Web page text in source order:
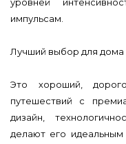
импульсам.
Лучший выбор для дома
Это хороший,
путешествий с
дизайн,
делают его